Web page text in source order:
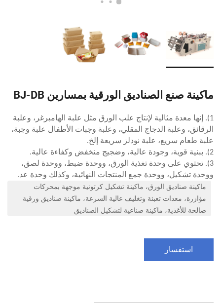
ماكينة صنع الصناديق الورقية بمسارين BJ-DB
1). إنها معدة مثالية لإنتاج علب الورق مثل علبة الهامبرغر، وعلبة
الرقائق، وعلبة الدجاج المقلي، وعلبة وجبات الأطفال علبة وجبة،
علبة طعام سريع، علبة نودلز سريعة إلخ.
2). ببنية قوية، وجودة عالية، وضجيج منخفض وكفاءة عالية.
3). تحتوي على وحدة تغذية الورق، ووحدة ضبط، ووحدة لصق،
ووحدة تشكيل، ووحدة جمع المنتجات النهائية، وكذلك وحدة عد.
ماكينة صناديق الورق، ماكينة تشكيل كرتونية موجهة بمحركات
مؤازرة، معدات تعبئة وتغليف عالية السرعة، ماكينة صناديق ورقية
صالحة للأغذية، ماكينة صناعية لتشكيل الصناديق
استفسار